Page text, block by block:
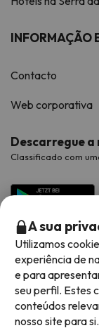
INFORMAÇÃO
Contacto
Web corporativa
Descarregue
Classificado com
Métodos de
A sua
Utilizamos
experiência de
e para
seu perfil. Estes
conteúdos
nosso site para si.